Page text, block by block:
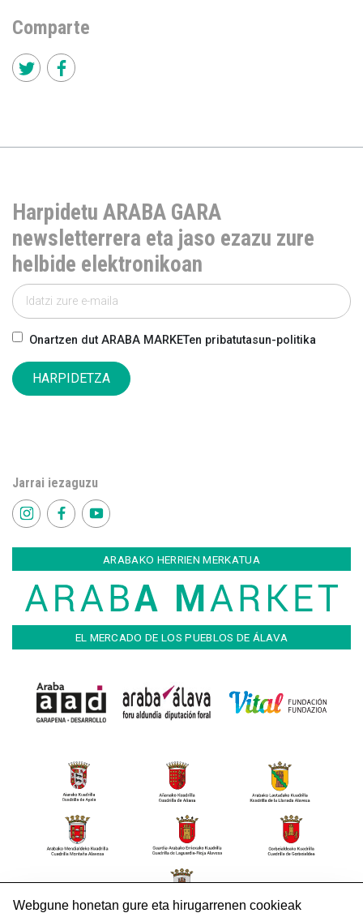
Comparte
Harpidetu ARABA GARA
newsletterrera eta jaso ezazu zure
helbide elektronikoan
Onartzen dut ARABA MARKETen pribatutasun-politika
HARPIDETZA
Jarrai iezaguzu
ARABAKO HERRIEN MERKATUA
EL MERCADO DE LOS PUEBLOS DE ÁLAVA